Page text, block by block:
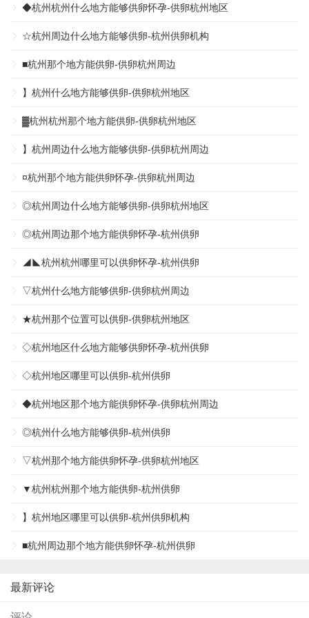
◆杭州杭州什么地方能够供卵怀孕-供卵杭州地区
☆杭州周边什么地方能够供卵-杭州供卵机构
■杭州那个地方能供卵-供卵杭州周边
】杭州什么地方能够供卵-供卵杭州地区
▓杭州杭州那个地方能供卵-供卵杭州地区
】杭州周边什么地方能够供卵-供卵杭州周边
¤杭州那个地方能供卵怀孕-供卵杭州周边
◎杭州周边什么地方能够供卵-供卵杭州地区
◎杭州周边那个地方能供卵怀孕-杭州供卵
◢◣杭州杭州哪里可以供卵怀孕-杭州供卵
▽杭州什么地方能够供卵-供卵杭州周边
★杭州那个位置可以供卵-供卵杭州地区
◇杭州地区什么地方能够供卵怀孕-杭州供卵
◇杭州地区哪里可以供卵-杭州供卵
◆杭州地区那个地方能供卵怀孕-供卵杭州周边
◎杭州什么地方能够供卵-杭州供卵
▽杭州那个地方能供卵怀孕-供卵杭州地区
▼杭州杭州那个地方能供卵-杭州供卵
】杭州地区哪里可以供卵-杭州供卵机构
■杭州周边那个地方能供卵怀孕-杭州供卵
最新评论